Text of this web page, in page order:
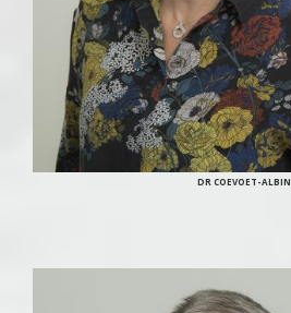
DR COEVOET-ALBIN